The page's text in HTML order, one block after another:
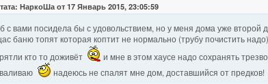
НаркоШа от 17 Январь 2015, 23:05:59
с вами посидела бы с удовольствием, но у меня дома уже второй
баню топят которая коптит не нормально (трубу почистить
кто то доживёт
и мне в этом хаусе надо сохранять
надеюсь не спалят мне дом, доставшийся от предков!